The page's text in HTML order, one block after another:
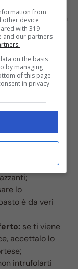
mani vuote è un
bottiglia di vino
della cena
niente è più
Per far
accordarsi
a casa di
di avvisare;
temi di
inopportuno e
lo
è da veri
se ti viene
accettalo lo
intrufolarti
from
other device
with 319
and our partners
on the basis
by managing
of this page
in privacy